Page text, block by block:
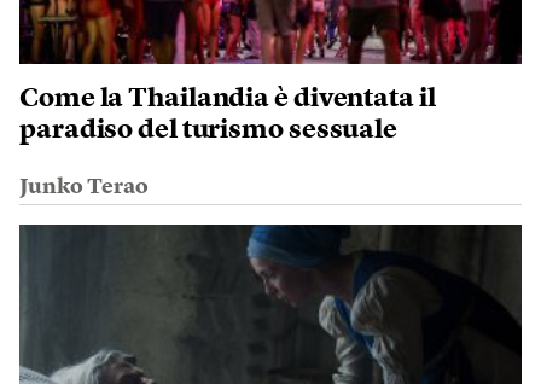
Come la Thailandia è diventata il
paradiso del turismo sessuale
Junko Terao